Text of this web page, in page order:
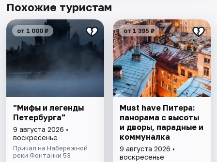
Похожие туристам
от 1 000 ₽
"Мифы и легенды
Петербурга"
9 августа 2026 •
воскресенье
Причал на Набережной
реки Фонтанки 53
от 1 395 ₽
Must have Питера:
панорама с высоты
и дворы, парадные и
коммуналка
9 августа 2026 •
воскресенье